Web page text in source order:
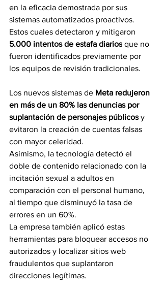
en la eficacia demostrada por sus
sistemas automatizados proactivos.
Estos cuales detectaron y mitigaron
5.000 intentos de estafa diarios que no
fueron identificados previamente por
los equipos de revisión tradicionales.
Los nuevos sistemas de Meta redujeron
en más de un 80% las denuncias por
suplantación de personajes públicos y
evitaron la creación de cuentas falsas
con mayor celeridad.
Asimismo, la tecnología detectó el
doble de contenido relacionado con la
incitación sexual a adultos en
comparación con el personal humano,
al tiempo que disminuyó la tasa de
errores en un 60%.
La empresa también aplicó estas
herramientas para bloquear accesos no
autorizados y localizar sitios web
fraudulentos que suplantaron
direcciones legítimas.